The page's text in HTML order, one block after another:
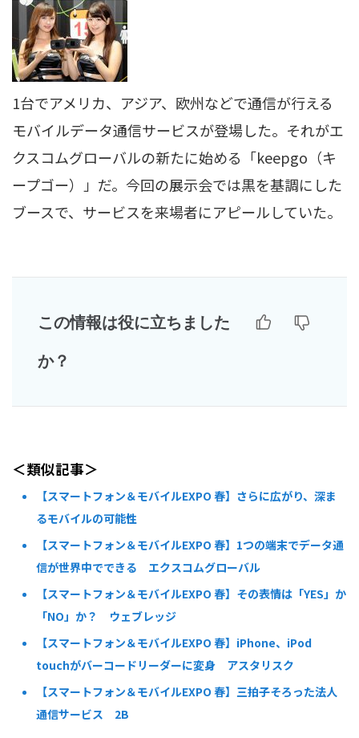
1台でアメリカ、アジア、欧州などで通信が行える
モバイルデータ通信サービスが登場した。それがエ
クスコムグローバルの新たに始める「keepgo（キ
ープゴー）」だ。今回の展示会では黒を基調にした
ブースで、サービスを来場者にアピールしていた。
この情報は役に立ちました
か？
＜類似記事＞
【スマートフォン＆モバイルEXPO 春】さらに広がり、深ま
るモバイルの可能性
【スマートフォン＆モバイルEXPO 春】1つの端末でデータ通
信が世界中でできる エクスコムグローバル
【スマートフォン＆モバイルEXPO 春】その表情は「YES」か
「NO」か？ ウェブレッジ
【スマートフォン＆モバイルEXPO 春】iPhone、iPod
touchがバーコードリーダーに変身 アスタリスク
【スマートフォン＆モバイルEXPO 春】三拍子そろった法人
通信サービス 2B